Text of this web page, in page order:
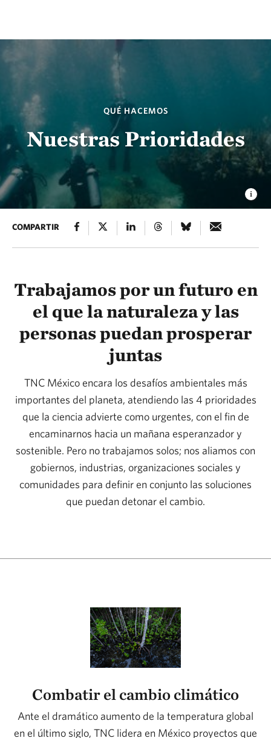
QUÉ HACEMOS
Nuestras Prioridades
COMPARTIR
Trabajamos por un futuro en
el que la naturaleza y las
personas puedan prosperar
juntas
TNC México encara los desafíos ambientales más
importantes del planeta, atendiendo las 4 prioridades
que la ciencia advierte como urgentes, con el fin de
encaminarnos hacia un mañana esperanzador y
sostenible. Pero no trabajamos solos; nos aliamos con
gobiernos, industrias, organizaciones sociales y
comunidades para definir en conjunto las soluciones
que puedan detonar el cambio.
Combatir el cambio climático
Ante el dramático aumento de la temperatura global
en el último siglo, TNC lidera en México proyectos que